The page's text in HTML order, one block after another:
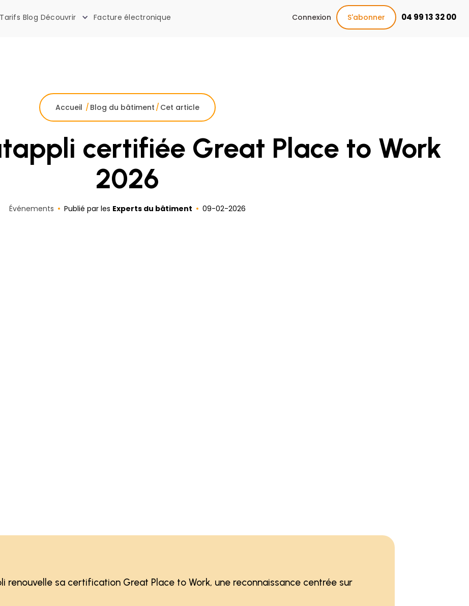
Tarifs Blog Découvrir Facture électronique Connexion S'abonner 04 99 13 32 00
Accueil / Blog du bâtiment / Cet article
certifiée Great Place to Work
2026
Événements Publié par les Experts du bâtiment 09-02-2026
renouvelle sa certification Great Place to Work, une reconnaissance centrée sur